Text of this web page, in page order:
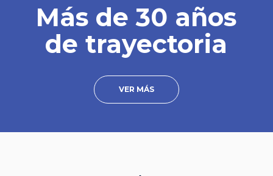
VER MÁS
Más de 30 años
de trayectoria